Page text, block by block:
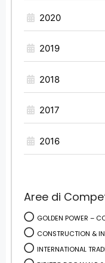
2020
2019
2018
2017
2016
Aree di
GOLDEN POWER –
CONSTRUCTION &
INTERNATIONAL